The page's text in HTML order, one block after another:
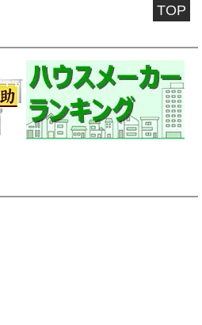
TOP